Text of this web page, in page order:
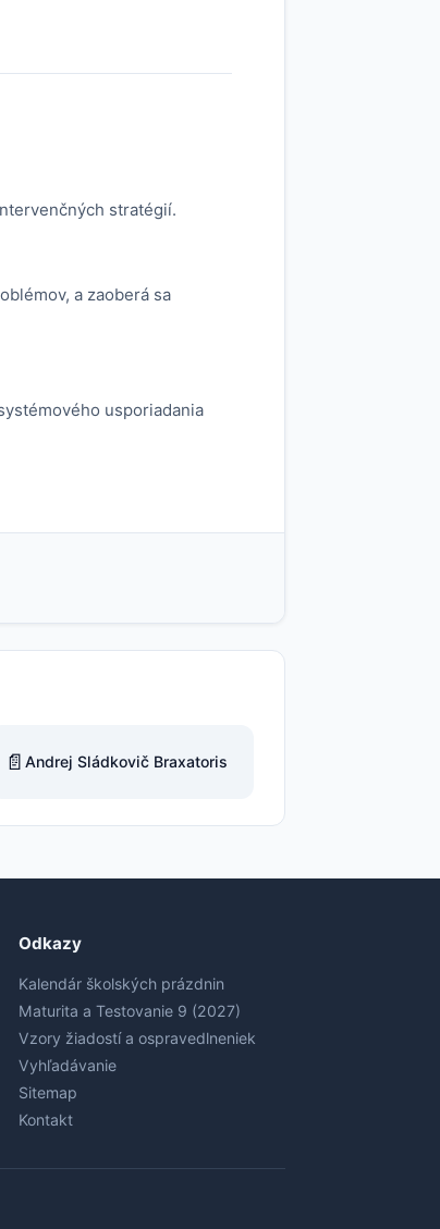
stratégií.
a zaoberá sa
usporiadania
📄 Andrej Sládkovič Braxatoris
Odkazy
Kalendár školských prázdnin
Maturita a Testovanie 9 (2027)
Vzory žiadostí a ospravedlneniek
Vyhľadávanie
Sitemap
Kontakt